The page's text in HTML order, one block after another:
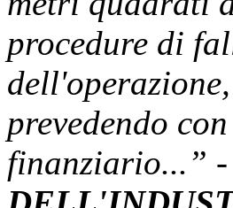
procedure di
prevedendo
finanziario...”